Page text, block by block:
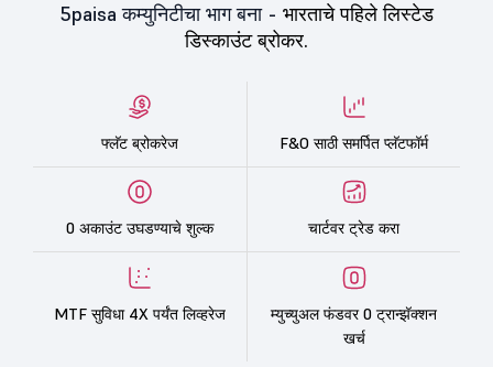
5paisa कम्युनिटीचा भाग बना - भारताचे पहिले लिस्टेड
डिस्काउंट ब्रोकर.
फ्लॅट ब्रोकरेज F&O साठी समर्पित प्लॅटफॉर्म
0 अकाउंट उघडण्याचे शुल्क चार्टवर ट्रेड करा
MTF सुविधा 4X पर्यंत लिव्हरेज
म्युच्युअल फंडवर 0 ट्रान्झॅक्शन
खर्च